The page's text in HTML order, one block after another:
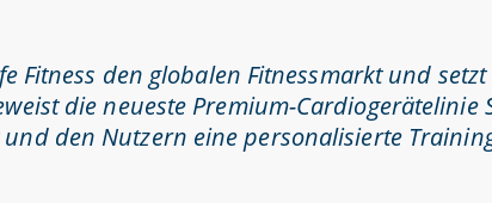
Fitness den globalen Fitnessmarkt und
die neueste Premium-Cardiogerätelinie
den Nutzern eine personalisierte